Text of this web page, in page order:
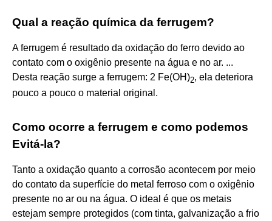
Qual a reação química da ferrugem?
A ferrugem é resultado da oxidação do ferro devido ao
contato com o oxigênio presente na água e no ar. ...
Desta reação surge a ferrugem: 2 Fe(OH)2, ela deteriora
pouco a pouco o material original.
Como ocorre a ferrugem e como podemos
Evitá-la?
Tanto a oxidação quanto a corrosão acontecem por meio
do contato da superfície do metal ferroso com o oxigênio
presente no ar ou na água. O ideal é que os metais
estejam sempre protegidos (com tinta, galvanização a frio